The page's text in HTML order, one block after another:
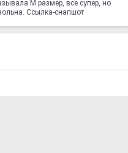
М размер, все супер, но
Ссылка-снапшот